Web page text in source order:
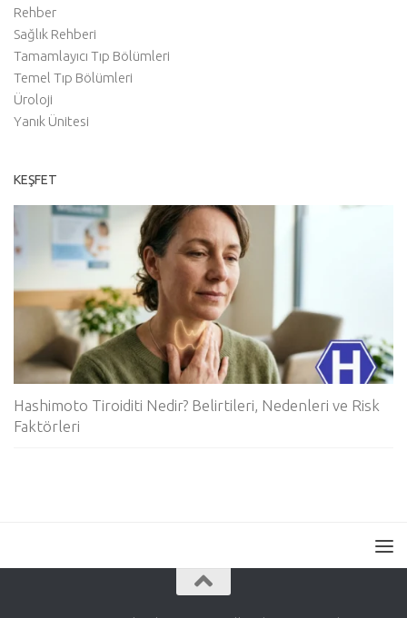
Rehber
Sağlık Rehberi
Tamamlayıcı Tıp Bölümleri
Temel Tıp Bölümleri
Üroloji
Yanık Ünitesi
KEŞFET
Hashimoto Tiroiditi Nedir? Belirtileri, Nedenleri ve Risk
Faktörleri